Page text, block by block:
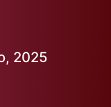
2025